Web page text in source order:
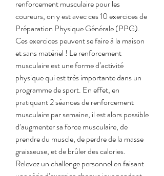
renforcement musculaire pour les
coureurs, on y est avec ces 10 exercices de
Préparation Physique Générale (PPG).
Ces exercices peuvent se faire à la maison
et sans matériel ! Le renforcement
musculaire est une forme d’activité
physique qui est très importante dans un
programme de sport. En effet, en
pratiquant 2 séances de renforcement
musculaire par semaine, il est alors possible
d’augmenter sa force musculaire, de
prendre du muscle, de perdre de la masse
graisseuse, et de brûler des calories.
Relevez un challenge personnel en faisant